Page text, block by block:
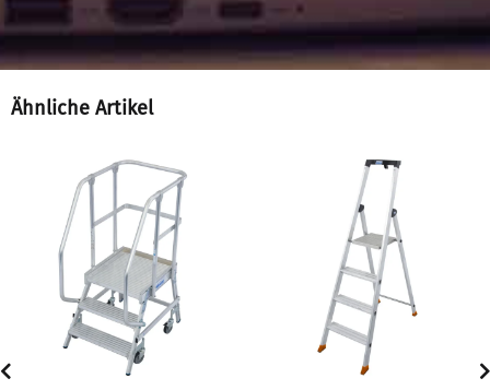
Ähnliche Artikel